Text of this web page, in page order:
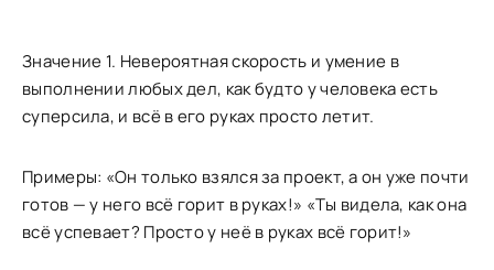
Значение 1. Невероятная скорость и умение в
выполнении любых дел, как будто у человека есть
суперсила, и всё в его руках просто летит.
Примеры: «Он только взялся за проект, а он уже почти
готов — у него всё горит в руках!» «Ты видела, как она
всё успевает? Просто у неё в руках всё горит!»